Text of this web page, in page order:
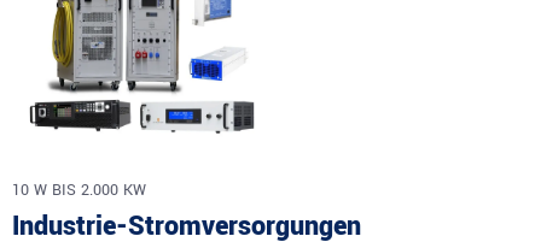
10 W BIS 2.000 KW
Industrie-Stromversorgungen